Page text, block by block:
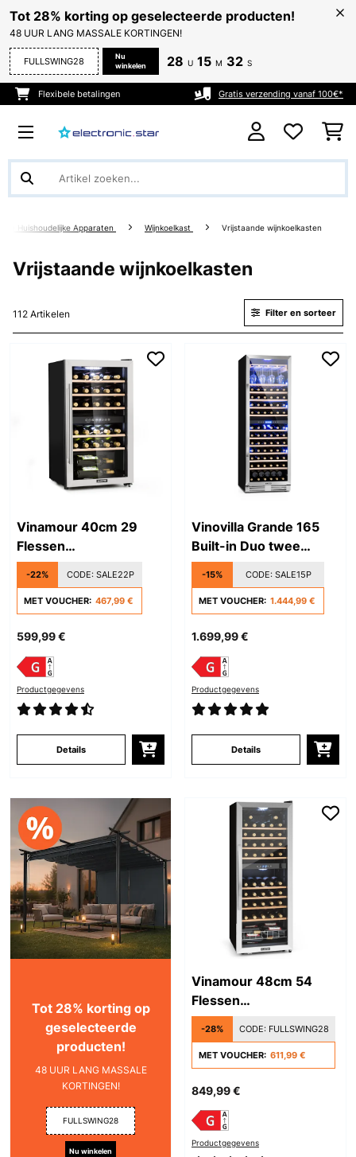
Tot 28% korting op geselecteerde producten!
48 UUR LANG MASSALE KORTINGEN!
FULLSWING28
Nu
winkelen
28 U 15 M 31 S
Flexibele betalingen Gratis verzending vanaf 100€*
Huishoudelijke Apparaten Wijnkoelkast Vrijstaande wijnkoelkasten
Vrijstaande wijnkoelkasten
112 Artikelen Filter en sorteer
Vinamour 40cm 29
Flessen
Wijnklimaatkast 2
Zones Zilver
-22% CODE: SALE22P
MET VOUCHER: 467,99 €
599,99 €
Productgegevens
Details
Vinovilla Grande 165
Built-in Duo twee
zones wijnkoelkast
-15% CODE: SALE15P
MET VOUCHER: 1.444,99 €
1.699,99 €
Productgegevens
Details
Tot 28% korting op
geselecteerde
producten!
48 UUR LANG MASSALE
KORTINGEN!
FULLSWING28
Nu winkelen
Vinamour 48cm 54
Flessen
Wijnklimaatkast 2
Zones Zilver
-28% CODE: FULLSWING28
MET VOUCHER: 611,99 €
849,99 €
Productgegevens